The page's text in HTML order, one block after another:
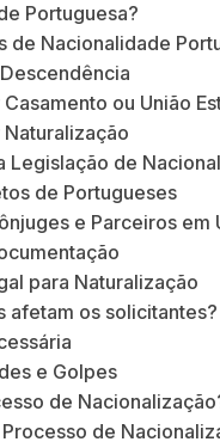
Portuguesa?
de Nacionalidade
ou União
Legislação de
de Portugueses
e Parceiros em
para Naturalização
afetam os solicitantes?
e Golpes
de
de